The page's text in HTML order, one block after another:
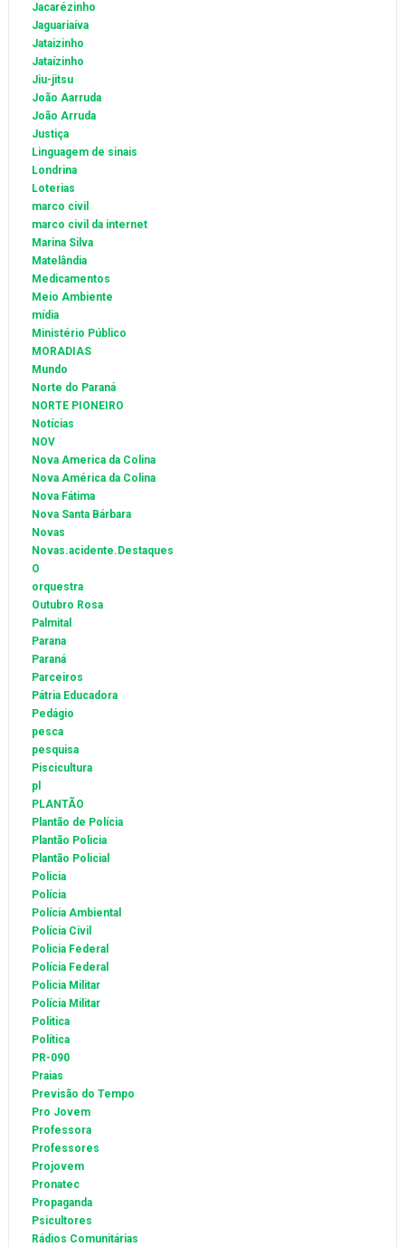
Jacarézinho
Jaguariaíva
Jataizinho
Jataízinho
Jiu-jitsu
João Aarruda
João Arruda
Justiça
Linguagem de sinais
Londrina
Loterias
marco civil
marco civil da internet
Marina Silva
Matelândia
Medicamentos
Meio Ambiente
mídia
Ministério Público
MORADIAS
Mundo
Norte do Paraná
NORTE PIONEIRO
Notícias
NOV
Nova America da Colina
Nova América da Colina
Nova Fátima
Nova Santa Bárbara
Novas
Novas.acidente.Destaques
O
orquestra
Outubro Rosa
Palmital
Parana
Paraná
Parceiros
Pátria Educadora
Pedágio
pesca
pesquisa
Piscicultura
pl
PLANTÃO
Plantão de Polícia
Plantão Policia
Plantão Policial
Policia
Polícia
Polícia Ambiental
Polícia Civil
Policia Federal
Polícia Federal
Policia Militar
Polícia Militar
Politica
Política
PR-090
Praias
Previsão do Tempo
Pro Jovem
Professora
Professores
Projovem
Pronatec
Propaganda
Psicultores
Rádios Comunitárias